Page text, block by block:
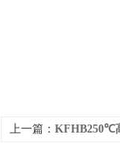
上一篇： KFHB250℃